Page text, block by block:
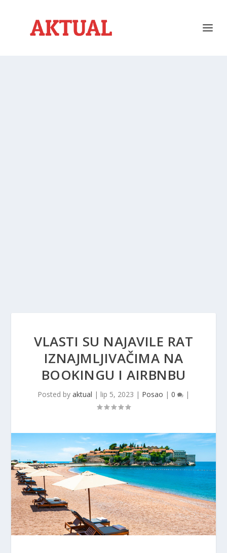
VLASTI SU NAJAVILE RAT
IZNAJMLJIVAČIMA NA
BOOKINGU I AIRBNBU
Posted by aktual | lip 5, 2023 | Posao | 0 |